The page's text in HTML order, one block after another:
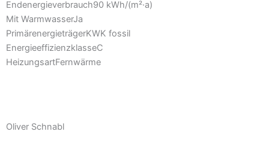
Endenergieverbrauch90 kWh/(m²·a)
Mit WarmwasserJa
PrimärenergieträgerKWK fossil
EnergieeffizienzklasseC
HeizungsartFernwärme
Oliver Schnabl